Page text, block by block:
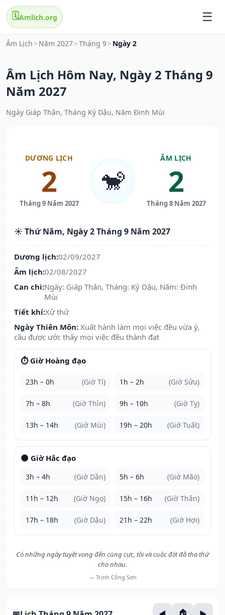
🗓️Amlich.org
Âm Lịch > Năm 2027>Tháng 9> Ngày 2
Âm Lịch Hôm Nay, Ngày 2 Tháng 9
Năm 2027
Ngày Giáp Thân, Tháng Kỷ Dậu, Năm Đinh Mùi
DƯƠNG LỊCH
2
Tháng 9 Năm 2027
🐒
ÂM LỊCH
2
Tháng 8 Năm 2027
☀️ Thứ Năm, Ngày 2 Tháng 9 Năm 2027
Dương lịch:02/09/2027
Âm lịch:02/08/2027
Can chi:Ngày: Giáp Thân, Tháng: Kỷ Dậu, Năm: Đinh
Mùi
Tiết khí:Xử thử
Ngày Thiên Môn: Xuất hành làm mọi việc đều vừa ý,
cầu được ước thấy mọi việc đều thành đạt
⏱️ Giờ Hoàng đạo
23h – 0h (Giờ Tí) 1h – 2h (Giờ Sửu)
7h – 8h (Giờ Thìn) 9h – 10h (Giờ Tỵ)
13h – 14h (Giờ Mùi) 19h – 20h (Giờ Tuất)
🌑 Giờ Hắc đạo
3h – 4h (Giờ Dần) 5h – 6h (Giờ Mão)
11h – 12h (Giờ Ngọ) 15h – 16h (Giờ Thân)
17h – 18h (Giờ Dậu) 21h – 22h (Giờ Hợi)
Có những ngày tuyệt vọng đến cùng cực, tôi và cuộc đời đã tha thứ
cho nhau.
— Trịnh Công Sơn